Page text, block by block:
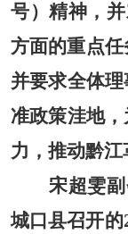
号）精神，
方面的重点任
并要求全体
准政策洼地
力，推动黔江
宋超雯
城口县召开